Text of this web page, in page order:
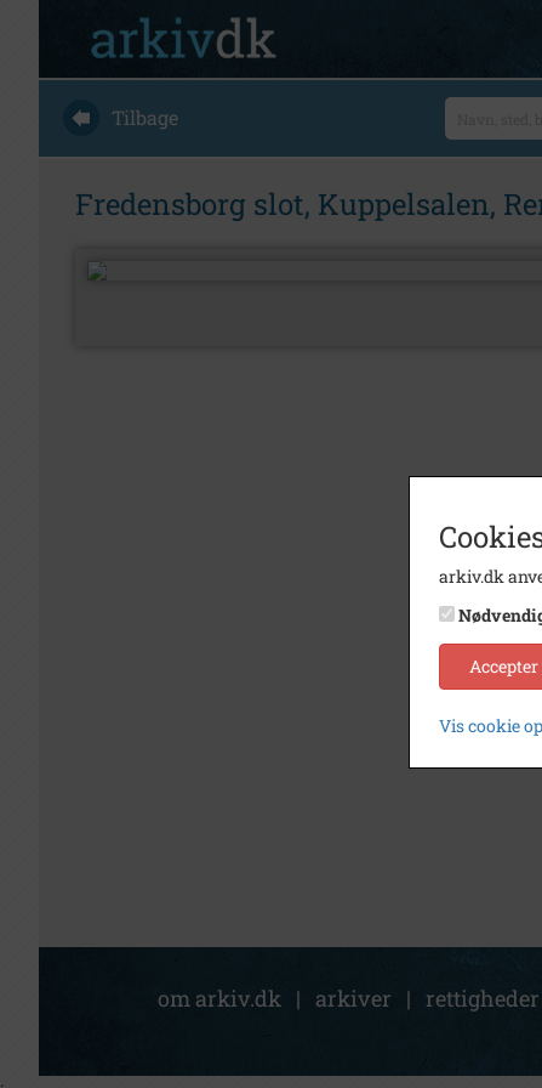
Tilbage
Fredensborg slot, Kuppelsalen,
om arkiv.dk | arkiver |
arkiv.dk
Vis cookie